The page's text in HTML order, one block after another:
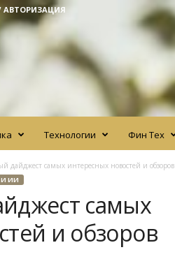
АВТОРИЗАЦИЯ
Технологии Фин Тех
дайджест самых интересных новостей и обзоров
ИИ
самых
и обзоров